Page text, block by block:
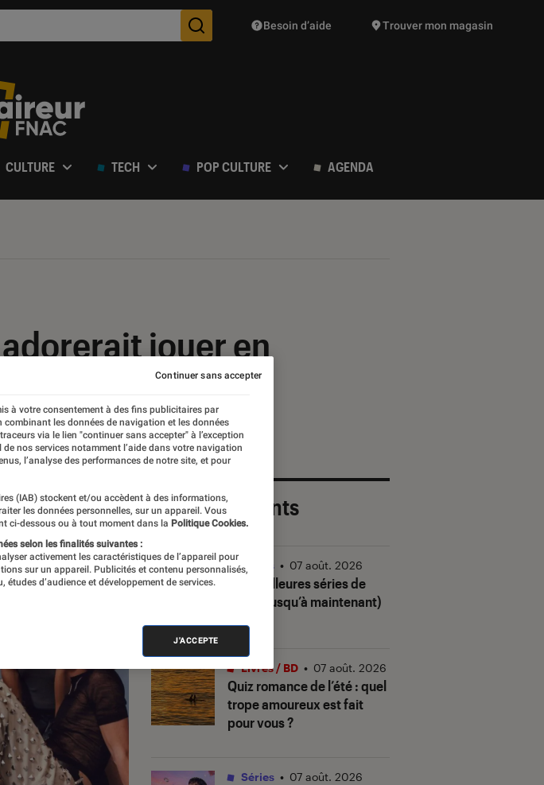
Des suggestions de produits vont vous être proposées
Besoin d’aide Trouver mon magasin
CULTURE TECH POP CULTURE AGENDA
jouer en
!”
Les plus récents
Les meilleures séries de
2026 (jusqu’à maintenant)
Séries • 07 août. 2026
Quiz romance de l’été : quel
trope amoureux est fait
pour vous ?
Livres / BD • 07 août. 2026
Séries • 07 août. 2026
à votre consentement à des fins publicitaires par
les données de navigation et les données
via le lien "continuer sans accepter" à l’exception
nos services notamment l’aide dans votre navigation
l’analyse des performances de notre site, et pour
(IAB) stockent et/ou accèdent à des informations,
les données personnelles, sur un appareil. Vous
ci-dessous ou à tout moment dans la Politique Cookies.
selon les finalités suivantes :
activement les caractéristiques de l’appareil pour
sur un appareil. Publicités et contenu personnalisés,
d’audience et développement de services.
J'ACCEPTE
Continuer sans accepter